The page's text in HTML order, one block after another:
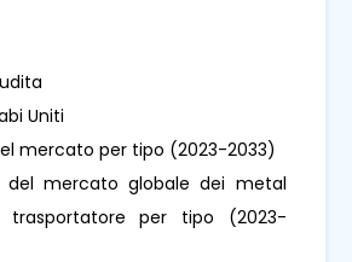
Uniti
mercato per tipo (2023-2033)
del mercato globale dei metal
per tipo (2023-